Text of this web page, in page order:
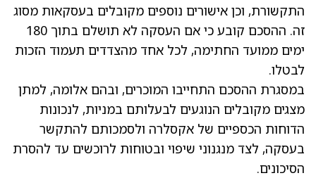
התקשורת, וכן אישורים נוספים מקובלים בעסקאות מסוג
זה. ההסכם קובע כי אם העסקה לא תושלם בתוך 180
ימים ממועד החתימה, לכל אחד מהצדדים תעמוד הזכות
לבטלו.
במסגרת ההסכם התחייבו המוכרים, ובהם אלומה, למתן
מצגים מקובלים הנוגעים לבעלותם במניות, לנכונות
הדוחות הכספיים של אקסלרה ולסמכותם להתקשר
בעסקה, לצד מנגנוני שיפוי ובטוחות לרוכשים עד להסרת
הסיכונים.